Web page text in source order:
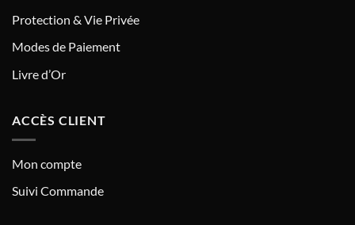
Protection & Vie Privée
Modes de Paiement
Livre d’Or
ACCÈS CLIENT
Mon compte
Suivi Commande